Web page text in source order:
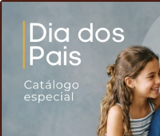
Caneca Em